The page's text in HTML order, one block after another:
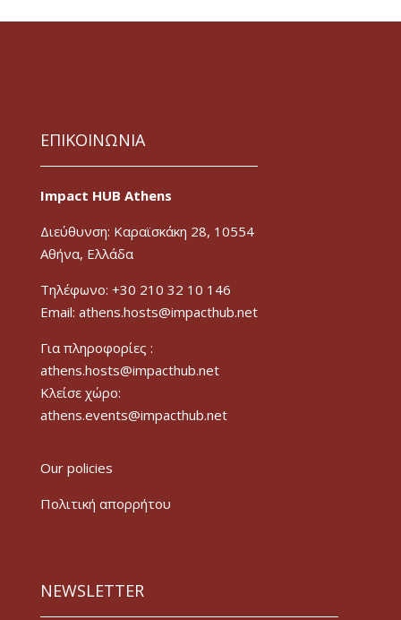
ΕΠΙΚΟΙΝΩΝΙΑ
Impact HUB Athens
Διεύθυνση: Καραϊσκάκη 28, 10554
Αθήνα, Ελλάδα
Τηλέφωνο: +30 210 32 10 146
Email: athens.hosts@impacthub.net
Για πληροφορίες :
athens.hosts@impacthub.net
Κλείσε χώρο:
athens.events@impacthub.net
Our policies
Πολιτική απορρήτου
NEWSLETTER